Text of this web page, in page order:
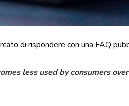
di rispondere con una FAQ
less used by consumers